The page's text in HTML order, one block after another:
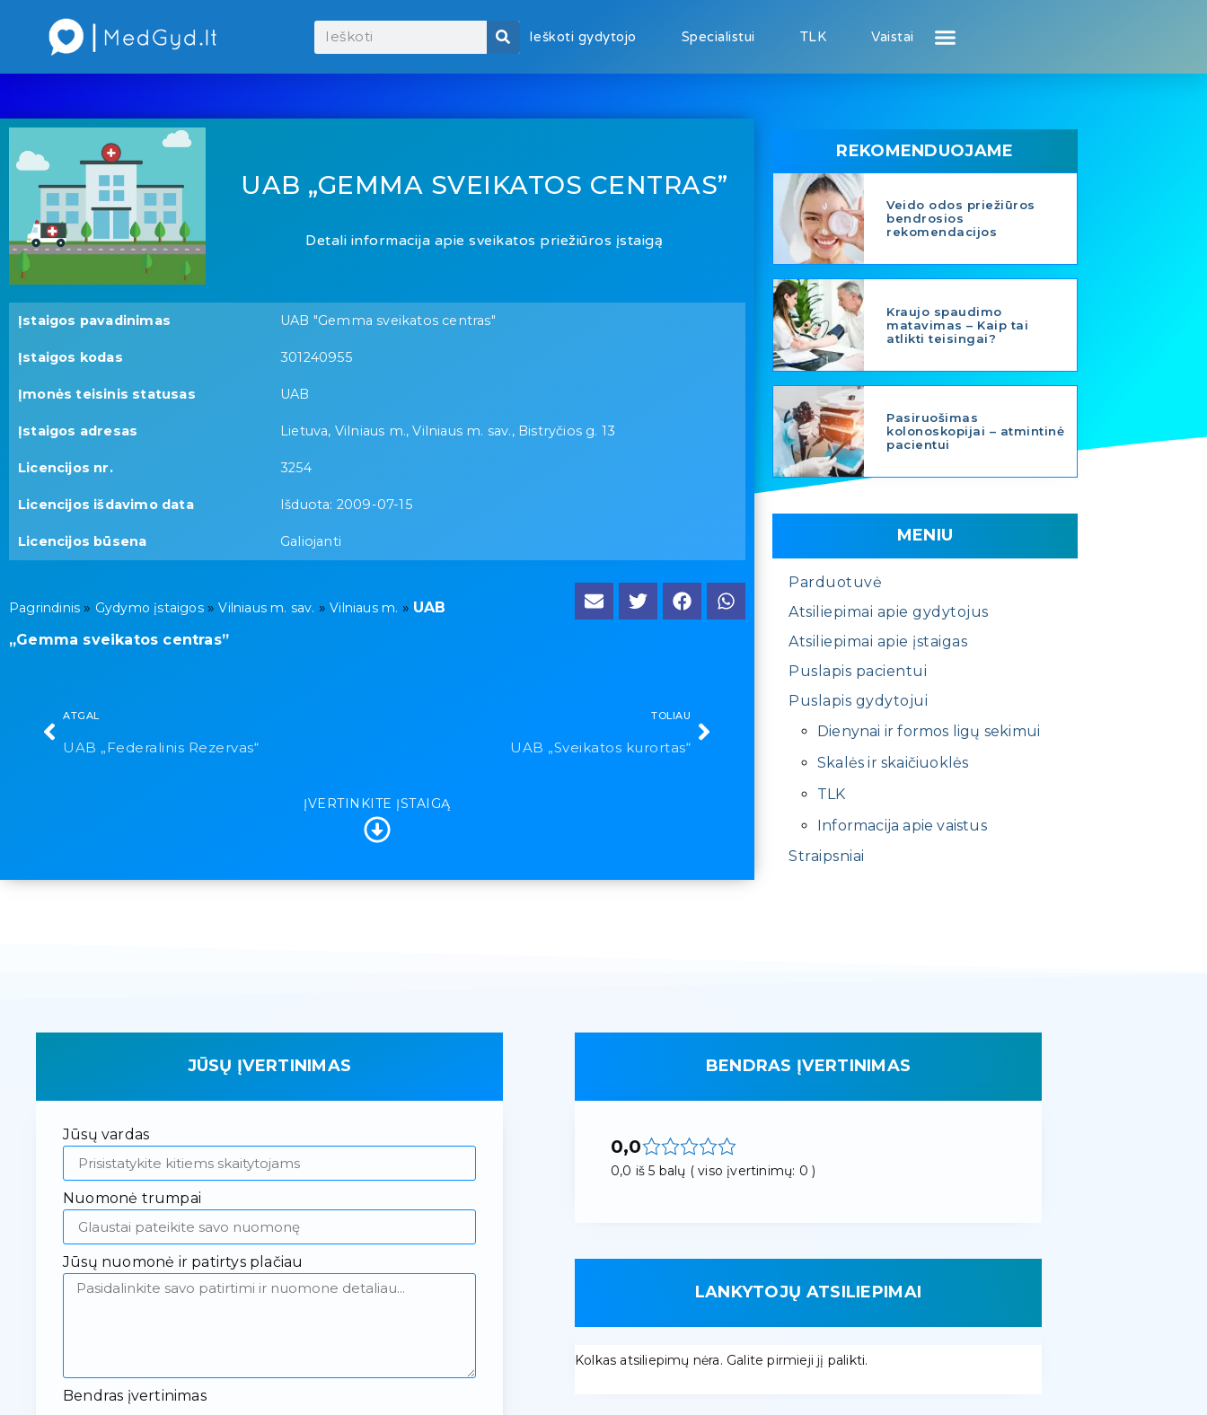
Ieškoti gydytojo Specialistui TLK Vaistai
UAB „GEMMA SVEIKATOS CENTRAS”
Detali informacija apie sveikatos priežiūros įstaigą
Įstaigos pavadinimas UAB "Gemma sveikatos centras"
Įstaigos kodas 301240955
Įmonės teisinis statusas UAB
Įstaigos adresas Lietuva, Vilniaus m., Vilniaus m. sav., Bistryčios g. 13
Licencijos nr. 3254
Licencijos išdavimo data Išduota: 2009-07-15
Licencijos būsena Galiojanti
Pagrindinis » Gydymo įstaigos»Vilniaus m. sav. »Vilniaus m. » UAB
„Gemma sveikatos centras”
ATGAL
UAB „Federalinis Rezervas“
TOLIAU
UAB „Sveikatos kurortas“
ĮVERTINKITE ĮSTAIGĄ
REKOMENDUOJAME
Veido odos priežiūros
bendrosios
rekomendacijos
Kraujo spaudimo
matavimas – Kaip tai
atlikti teisingai?
Pasiruošimas
kolonoskopijai – atmintinė
pacientui
MENIU
Parduotuvė
Atsiliepimai apie gydytojus
Atsiliepimai apie įstaigas
Puslapis pacientui
Puslapis gydytojui
Dienynai ir formos ligų sekimui
Skalės ir skaičiuoklės
TLK
Informacija apie vaistus
Straipsniai
JŪSŲ ĮVERTINIMAS
Jūsų vardas
Nuomonė trumpai
Jūsų nuomonė ir patirtys plačiau
Bendras įvertinimas
BENDRAS ĮVERTINIMAS
0,0
0,0 iš 5 balų ( viso įvertinimų: 0 )
LANKYTOJŲ ATSILIEPIMAI
Kolkas atsiliepimų nėra. Galite pirmieji jį palikti.